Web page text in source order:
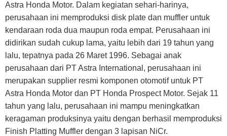
Astra Honda Motor. Dalam kegiatan sehari-harinya,
perusahaan ini memproduksi disk plate dan muffler untuk
kendaraan roda dua maupun roda empat. Perusahaan ini
didirikan sudah cukup lama, yaitu lebih dari 19 tahun yang
lalu, tepatnya pada 26 Maret 1996. Sebagai anak
perusahaan dari PT Astra International, perusahaan ini
merupakan supplier resmi komponen otomotif untuk PT
Astra Honda Motor dan PT Honda Prospect Motor. Sejak 11
tahun yang lalu, perusahaan ini mampu meningkatkan
keragaman produksinya yaitu dengan berhasil memproduksi
Finish Platting Muffler dengan 3 lapisan NiCr.